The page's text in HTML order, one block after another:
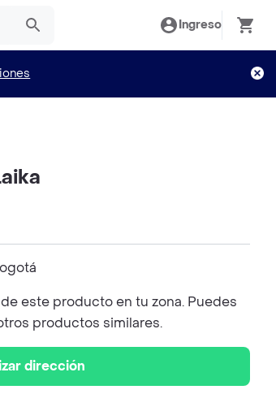
Ingreso
este producto en tu zona. Puedes
productos similares.
dirección